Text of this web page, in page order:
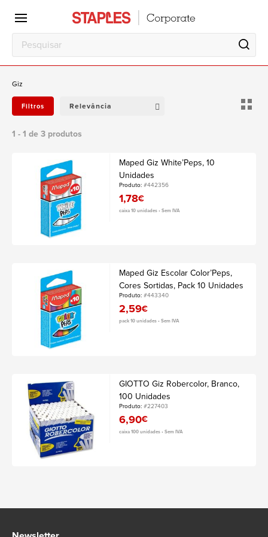
Escritório
Local
trabalho
Giz
Filtros Relevância
1 - 1 de 3 produtos
Maped Giz White’Peps, 10
Unidades
Produto:#442356
1,78€
caixa 10 unidades • Sem IVA
Maped Giz Escolar Color’Peps,
Cores Sortidas, Pack 10 Unidades
Produto:#443340
2,59€
pack 10 unidades • Sem IVA
GIOTTO Giz Robercolor, Branco,
100 Unidades
Produto:#227403
6,90€
caixa 100 unidades • Sem IVA